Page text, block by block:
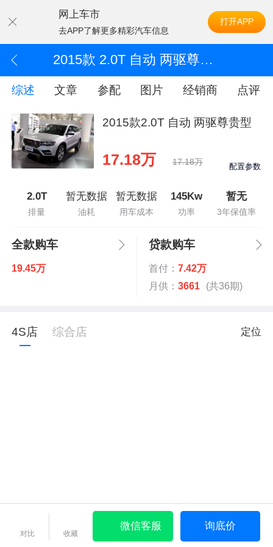
网上车市
去APP了解更多精彩汽车信息
打开APP
2015款 2.0T 自动 两驱尊贵型
综述 文章 参配 图片 经销商 点评
2015款2.0T 自动 两驱尊贵型
17.18万 17.18万 配置参数
2.0T
排量
暂无数据
油耗
暂无数据
用车成本
145Kw
功率
暂无
3年保值率
全款购车
19.45万
贷款购车
首付： 7.42万
月供： 3661 (共36期)
4S店 综合店 定位
对比 收藏
微信客服 询底价